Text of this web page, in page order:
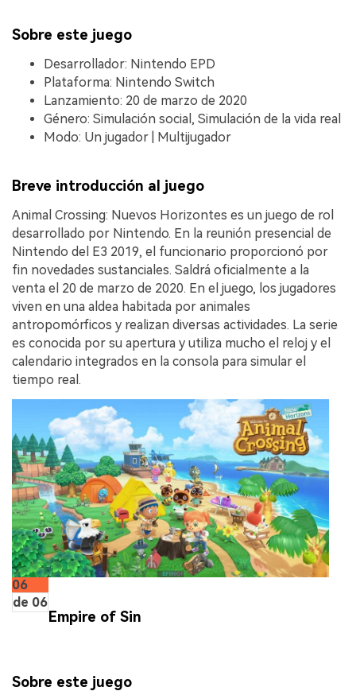
Sobre este juego
Desarrollador: Nintendo EPD
Plataforma: Nintendo Switch
Lanzamiento: 20 de marzo de 2020
Género: Simulación social, Simulación de la vida real
Modo: Un jugador | Multijugador
Breve introducción al juego
Animal Crossing: Nuevos Horizontes es un juego de rol
desarrollado por Nintendo. En la reunión presencial de
Nintendo del E3 2019, el funcionario proporcionó por
fin novedades sustanciales. Saldrá oficialmente a la
venta el 20 de marzo de 2020. En el juego, los jugadores
viven en una aldea habitada por animales
antropomórficos y realizan diversas actividades. La serie
es conocida por su apertura y utiliza mucho el reloj y el
calendario integrados en la consola para simular el
tiempo real.
06
de 06
Empire of Sin
Sobre este juego